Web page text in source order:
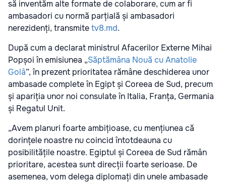
să inventăm alte formate de colaborare, cum ar fi
ambasadori cu normă parțială și ambasadori
nerezidenți, transmitetv8.md.
După cum a declarat ministrul Afacerilor Externe Mihai
Popșoi în emisiunea „Săptămâna Nouă cu Anatolie
Golâ”, în prezent prioritatea rămâne deschiderea unor
ambasade complete în Egipt și Coreea de Sud, precum
și apariția unor noi consulate în Italia, Franța, Germania
și Regatul Unit.
„Avem planuri foarte ambițioase, cu mențiunea că
dorințele noastre nu coincid întotdeauna cu
posibilitățile noastre. Egiptul și Coreea de Sud rămân
prioritare, acestea sunt direcții foarte serioase. De
asemenea, vom delega diplomați din unele ambasade